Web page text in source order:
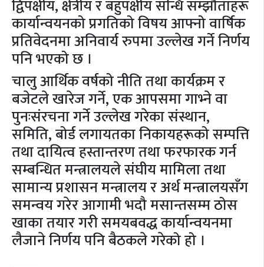
द्विपक्षीय, क्षेत्रीय र बहुपक्षीय सन्धि सम्झौताहरू
कार्यान्वयनको प्रगतिको विषय आफ्नो वार्षिक
प्रतिवेदनमा अनिवार्य रुपमा उल्लेख गर्ने निर्णय
पनि भएको छ ।
चालु आर्थिक वर्षको नीति तथा कार्यक्रम र
बजेटले खारेज गर्ने, एक आपसमा गाभ्ने वा
पुनःसंरचना गर्ने उल्लेख गरेका संस्थान,
समिति, बोर्ड लगायतका निकायहरूको सम्पत्ति
तथा दायित्व हस्तान्तरण तथा फरफारक गर्न
सम्बन्धित मन्त्रालयले संघीय मामिला तथा
सामान्य प्रशासन मन्त्रालय र अर्थ मन्त्रालयसँग
समन्वय गरेर आगामी भदौ मसान्तसम्म ठोस
खाका तयार गरी समयबवद्ध कार्यान्वयनमा
लैजाने निर्णय पनि बैठकले गरेको हो ।